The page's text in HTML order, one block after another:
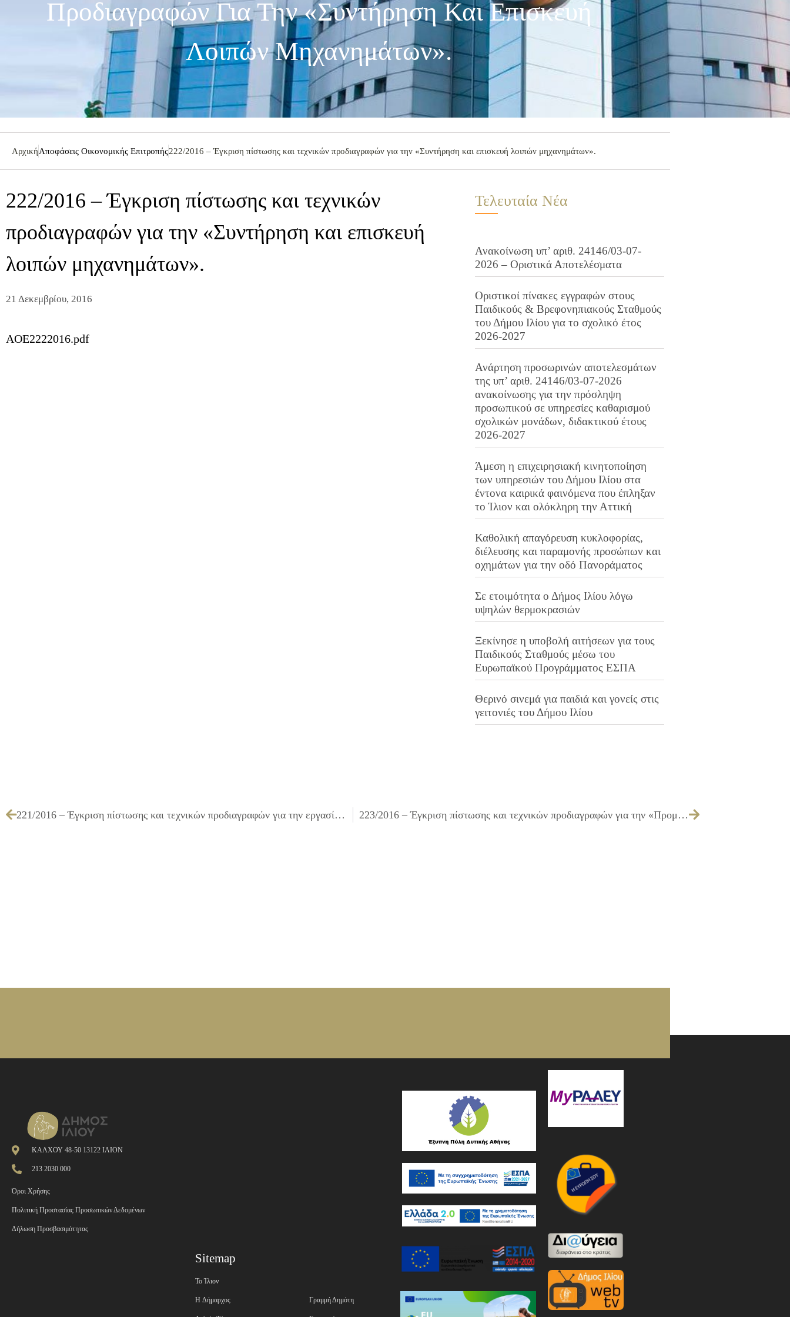
Προδιαγραφών Για Την «Συντήρηση Και Επισκευή
Λοιπών Μηχανημάτων».
ΑρχικήΑποφάσεις Οικονομικής Επιτροπής222/2016 – Έγκριση πίστωσης και τεχνικών προδιαγραφών για την «Συντήρηση και επισκευή λοιπών μηχανημάτων».
222/2016 – Έγκριση πίστωσης και τεχνικών
προδιαγραφών για την «Συντήρηση και επισκευή
λοιπών μηχανημάτων».
21 Δεκεμβρίου, 2016
AOE2222016.pdf
Τελευταία Νέα
Ανακοίνωση υπ’ αριθ. 24146/03-07-
2026 – Οριστικά Αποτελέσματα
Οριστικοί πίνακες εγγραφών στους
Παιδικούς & Βρεφονηπιακούς Σταθμούς
του Δήμου Ιλίου για το σχολικό έτος
2026-2027
Ανάρτηση προσωρινών αποτελεσμάτων
της υπ’ αριθ. 24146/03-07-2026
ανακοίνωσης για την πρόσληψη
προσωπικού σε υπηρεσίες καθαρισμού
σχολικών μονάδων, διδακτικού έτους
2026-2027
Άμεση η επιχειρησιακή κινητοποίηση
των υπηρεσιών του Δήμου Ιλίου στα
έντονα καιρικά φαινόμενα που έπληξαν
το Ίλιον και ολόκληρη την Αττική
Καθολική απαγόρευση κυκλοφορίας,
διέλευσης και παραμονής προσώπων και
οχημάτων για την οδό Πανοράματος
Σε ετοιμότητα ο Δήμος Ιλίου λόγω
υψηλών θερμοκρασιών
Ξεκίνησε η υποβολή αιτήσεων για τους
Παιδικούς Σταθμούς μέσω του
Ευρωπαϊκού Προγράμματος ΕΣΠΑ
Θερινό σινεμά για παιδιά και γονείς στις
γειτονιές του Δήμου Ιλίου
221/2016 – Έγκριση πίστωσης και τεχνικών προδιαγραφών για την εργασία «Αναβαθμίσεις – Επεκτάσεις προγραμμάτων για κάλυψη νέων αναγκών». 223/2016 – Έγκριση πίστωσης και τεχνικών προδιαγραφών για την «Προμήθεια ειδικού διάφανου αυτοκόλλητου προστασίας βιβλίων και επικαλυπτικών ετικετών για τις βιβλιοθήκες της Δ/νσης Πολιτισμού του Δήμου Ιλίου».
ΚΑΛΧΟΥ 48-50 13122 ΙΛΙΟΝ
213 2030 000
Όροι Χρήσης
Πολιτική Προστασίας Προσωπικών Δεδομένων
Δήλωση Προσβασιμότητας
Sitemap
Το Ίλιον
H Δήμαρχος Γραμμή Δημότη